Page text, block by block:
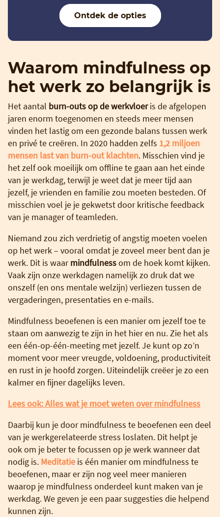
Ontdek de opties
Waarom mindfulness op
het werk zo belangrijk is
Het aantal burn-outs op de werkvloeris de afgelopen
jaren enorm toegenomen en steeds meer mensen
vinden het lastig om een gezonde balans tussen werk
en privé te creëren. In 2020 hadden zelfs 1,2 miljoen
mensen last van burn-out klachten. Misschien vind je
het zelf ook moeilijk om offline te gaan aan het einde
van je werkdag, terwijl je weet dat je meer tijd aan
jezelf, je vrienden en familie zou moeten besteden. Of
misschien voel je je gekwetst door kritische feedback
van je manager of teamleden.
Niemand zou zich verdrietig of angstig moeten voelen
op het werk – vooral omdat je zoveel meer bent dan je
werk. Dit is waarmindfulnessom de hoek komt kijken.
Vaak zijn onze werkdagen namelijk zo druk dat we
onszelf (en ons mentale welzijn) verliezen tussen de
vergaderingen, presentaties en e-mails.
Mindfulness beoefenen is een manier om jezelf toe te
staan om aanwezig te zijn in het hier en nu. Zie het als
een één-op-één-meeting met jezelf. Je kunt op zo’n
moment voor meer vreugde, voldoening, productiviteit
en rust in je hoofd zorgen. Uiteindelijk creëer je zo een
kalmer en fijner dagelijks leven.
Lees ook: Alles wat je moet weten over mindfulness
Daarbij kun je door mindfulness te beoefenen een deel
van je werkgerelateerde stress loslaten. Dit helpt je
ook om je beter te focussen op je werk wanneer dat
nodig is. Meditatie is één manier om mindfulness te
beoefenen, maar er zijn nog veel meer manieren
waarop je mindfulness onderdeel kunt maken van je
werkdag. We geven je een paar suggesties die helpend
kunnen zijn.